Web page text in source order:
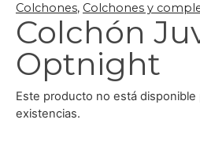
Colchones, Colchones y
Colchón
Optnight
Este producto no está
existencias.